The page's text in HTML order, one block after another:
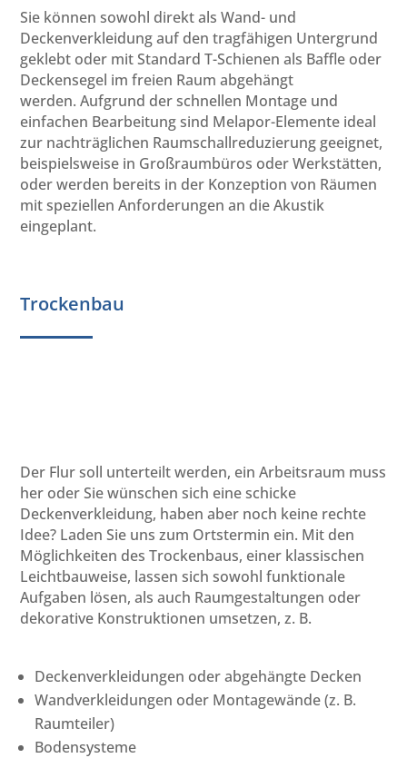
Sie können sowohl direkt als Wand- und
Deckenverkleidung auf den tragfähigen Untergrund
geklebt oder mit Standard T-Schienen als Baffle oder
Deckensegel im freien Raum abgehängt
werden. Aufgrund der schnellen Montage und
einfachen Bearbeitung sind Melapor-Elemente ideal
zur nachträglichen Raumschallreduzierung geeignet,
beispielsweise in Großraumbüros oder Werkstätten,
oder werden bereits in der Konzeption von Räumen
mit speziellen Anforderungen an die Akustik
eingeplant.
Trockenbau
Der Flur soll unterteilt werden, ein Arbeitsraum muss
her oder Sie wünschen sich eine schicke
Deckenverkleidung, haben aber noch keine rechte
Idee? Laden Sie uns zum Ortstermin ein. Mit den
Möglichkeiten des Trockenbaus, einer klassischen
Leichtbauweise, lassen sich sowohl funktionale
Aufgaben lösen, als auch Raumgestaltungen oder
dekorative Konstruktionen umsetzen, z. B.
Deckenverkleidungen oder abgehängte Decken
Wandverkleidungen oder Montagewände (z. B.
Raumteiler)
Bodensysteme